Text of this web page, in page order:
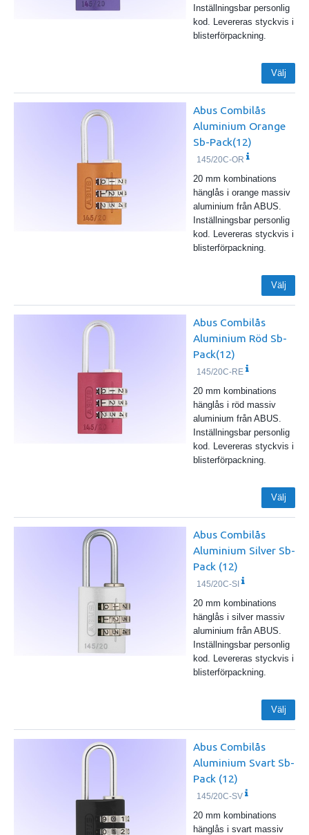
Inställningsbar personlig
kod. Levereras styckvis i
blisterförpackning.
Välj
Abus Combilås
Aluminium Orange
Sb-Pack(12)
145/20C-OR
20 mm kombinations
hänglås i orange massiv
aluminium från ABUS.
Inställningsbar personlig
kod. Levereras styckvis i
blisterförpackning.
Välj
Abus Combilås
Aluminium Röd Sb-
Pack(12)
145/20C-RE
20 mm kombinations
hänglås i röd massiv
aluminium från ABUS.
Inställningsbar personlig
kod. Levereras styckvis i
blisterförpackning.
Välj
Abus Combilås
Aluminium Silver Sb-
Pack (12)
145/20C-SI
20 mm kombinations
hänglås i silver massiv
aluminium från ABUS.
Inställningsbar personlig
kod. Levereras styckvis i
blisterförpackning.
Välj
Abus Combilås
Aluminium Svart Sb-
Pack (12)
145/20C-SV
20 mm kombinations
hänglås i svart massiv